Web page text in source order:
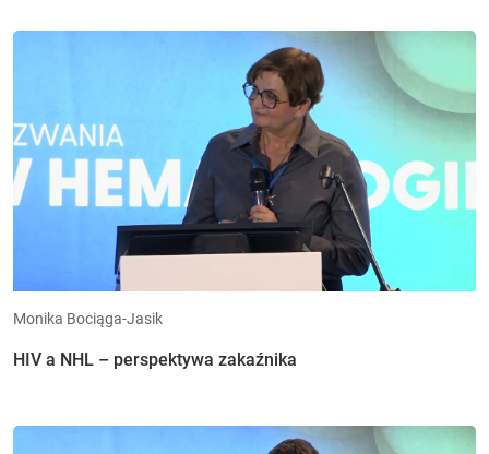
Monika Bociąga-Jasik
HIV a NHL – perspektywa zakaźnika